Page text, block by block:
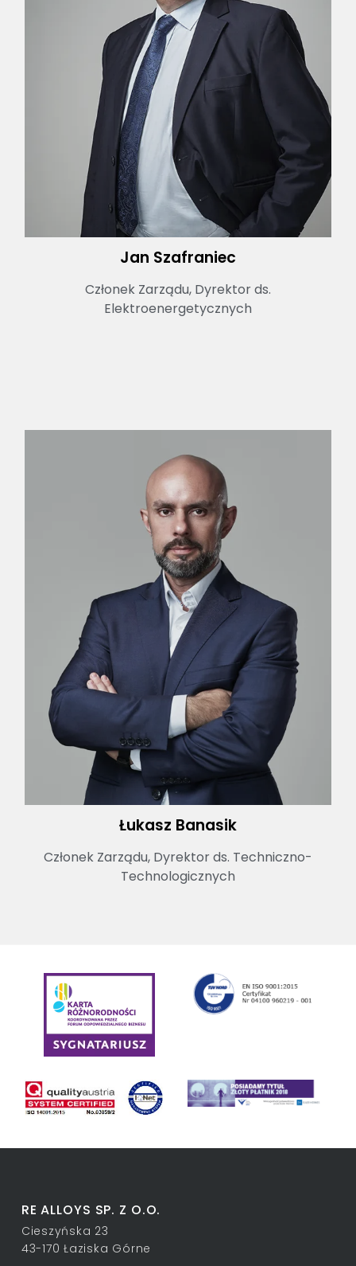
Jan Szafraniec
Członek Zarządu, Dyrektor ds.
Elektroenergetycznych
Łukasz Banasik
Członek Zarządu, Dyrektor ds. Techniczno-
Technologicznych
RE ALLOYS SP. Z O.O.
Cieszyńska 23
43-170 Łaziska Górne